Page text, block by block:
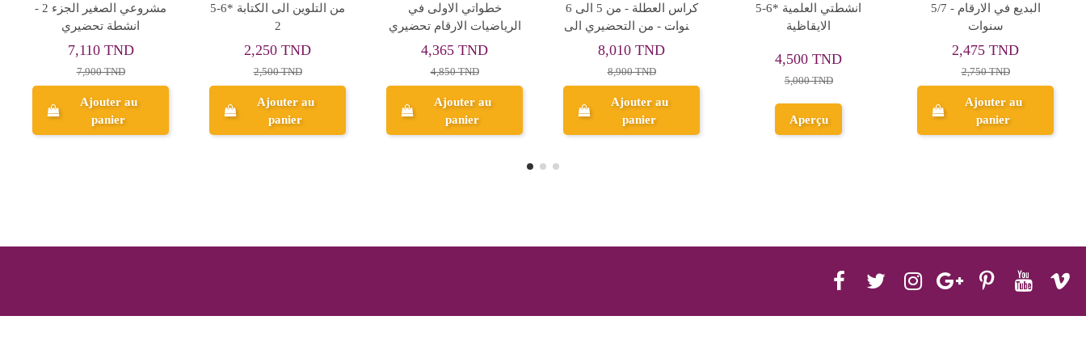
5-6* انشطتي الرياضية
المنطقية
7,200 TND
8,000 TND
Ajouter au
panier
انشطتي اللغة العربية -
الثلاثي الثاني - رياض
الاطفال
4,950 TND
Aperçu
5-6* خطواتي الاولى في
الايقاظ العلمي
4,365 TND
4,850 TND
Ajouter au
panier
5-6* براعم ايقاظ
6,750 TND
7,500 TND
Ajouter au
panier
5-6* سر النجاح الانشطة
الرياضية المنطقية
4,680 TND
5,200 TND
Aperçu
الماندالا للاطفال - فن
الابهاج الحياة البحرية - دار
المعارف
22,000 TND
Aperçu